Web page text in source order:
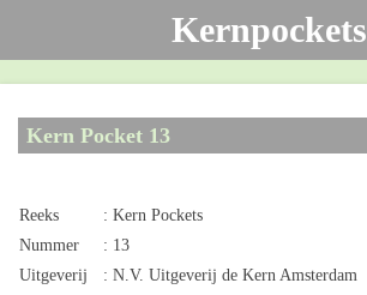
hoofdinhoud
Kernpockets
Kern Pocket 13
Reeks
: Kern Pockets
Nummer
: 13
Uitgeverij
: N.V. Uitgeverij de Kern Amsterdam